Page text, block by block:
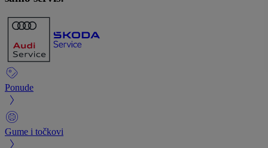
Ponude
Gume i točkovi